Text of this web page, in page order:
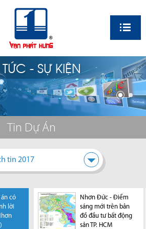
- SỰ KIỆN
Tin Dự Án
tin 2017
Nam
triển,
thanh
có
lời
Nhơn Đức - Điểm
sáng mới trên bản
đồ đầu tư bất động
sản TP. HCM